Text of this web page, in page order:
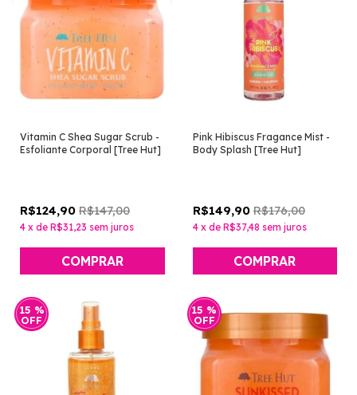
Vitamin C Shea Sugar Scrub -
Esfoliante Corporal [Tree Hut]
R$124,90 R$147,00
4 x de R$31,23 sem juros
Pink Hibiscus Fragance Mist -
Body Splash [Tree Hut]
R$149,90 R$176,00
4 x de R$37,48 sem juros
15 %
OFF
15 %
OFF